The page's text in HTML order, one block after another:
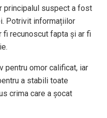
principalul suspect a fost
Potrivit informațiilor
fi recunoscut fapta și ar fi
pentru omor calificat, iar
a stabili toate
crima care a șocat